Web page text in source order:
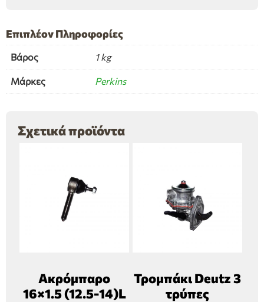
Επιπλέον Πληροφορίες
Βάρος 1 kg
Μάρκες Perkins
Σχετικά προϊόντα
Ακρόμπαρο
16×1.5 (12.5-14)L
Τρομπάκι Deutz 3
τρύπες